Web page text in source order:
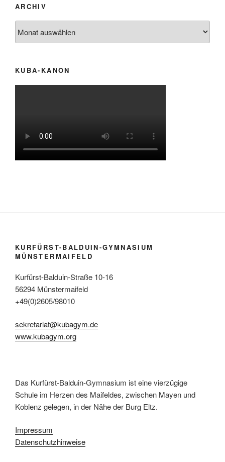
ARCHIV
KUBA-KANON
KURFÜRST-BALDUIN-GYMNASIUM
MÜNSTERMAIFELD
Kurfürst-Balduin-Straße 10-16
56294 Münstermaifeld
+49(0)2605/98010
sekretariat@kubagym.de
www.kubagym.org
Das Kurfürst-Balduin-Gymnasium ist eine vierzügige
Schule im Herzen des Maifeldes, zwischen Mayen und
Koblenz gelegen, in der Nähe der Burg Eltz.
Impressum
Datenschutzhinweise